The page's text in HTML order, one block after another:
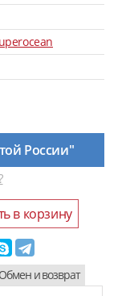
России"
в корзину
Обмен и возврат